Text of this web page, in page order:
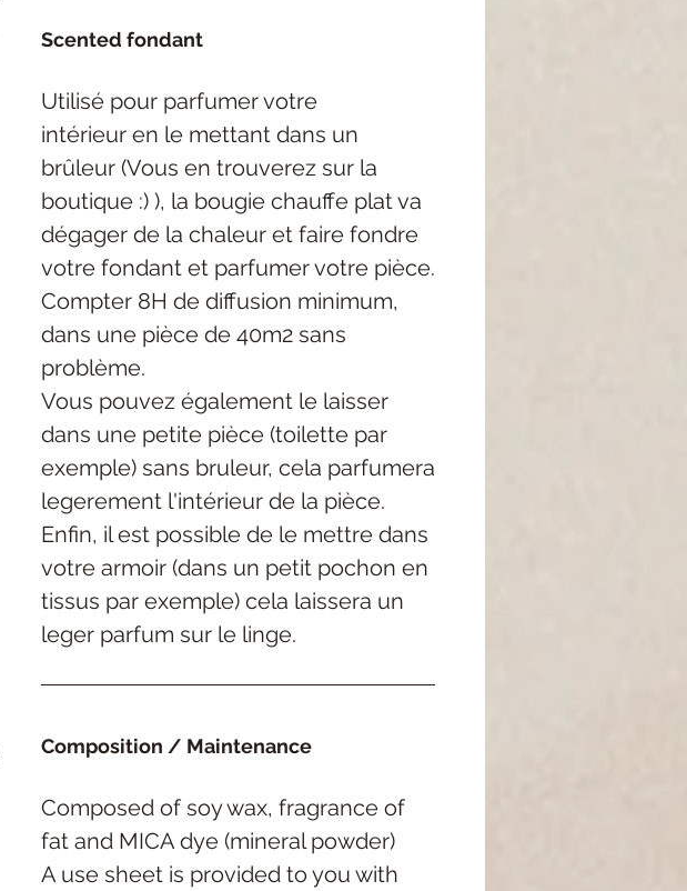
Scented fondant
Utilisé pour parfumer votre
intérieur en le mettant dans un
brûleur (Vous en trouverez sur la
boutique :) ), la bougie chauffe plat va
dégager de la chaleur et faire fondre
votre fondant et parfumer votre pièce.
Compter 8H de diffusion minimum,
dans une pièce de 40m2 sans
problème.
Vous pouvez également le laisser
dans une petite pièce (toilette par
exemple) sans bruleur, cela parfumera
legerement l'intérieur de la pièce.
Enfin, il est possible de le mettre dans
votre armoir (dans un petit pochon en
tissus par exemple) cela laissera un
leger parfum sur le linge.
Composition / Maintenance
Composed of soy wax, fragrance of
fat and MICA dye (mineral powder)
A use sheet is provided to you with